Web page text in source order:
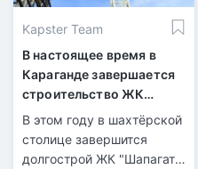
Булекпаевым.
Kapster Team
В настоящее время в
Караганде завершается
строительство ЖК
"Шапагат"
В этом году в шахтёрской
столице завершится
долгострой ЖК "Шапагат",